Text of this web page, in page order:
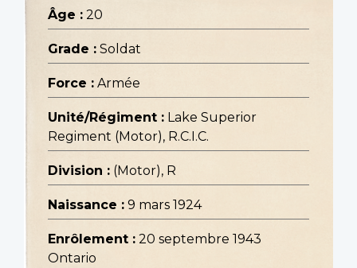
Âge : 20
Grade : Soldat
Force : Armée
Unité/Régiment : Lake Superior
Regiment (Motor), R.C.I.C.
Division : (Motor), R
Naissance : 9 mars 1924
Enrôlement : 20 septembre 1943
Ontario